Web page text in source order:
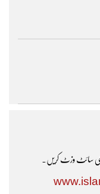
سائٹ وزٹ کریں۔